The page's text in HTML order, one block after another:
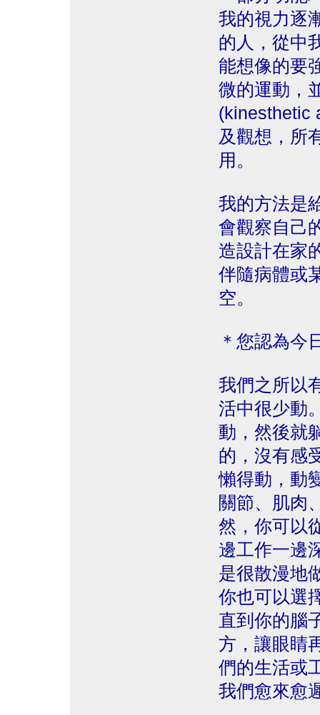
我的視力逐
的人，從中
能想像的要
微的運動，
(kinesthetic
及觀想，所
用。
我的方法是
會觀察自己
造設計在家
伴隨病體或
空。
＊您認為今
我們之所以
活中很少動
動，然後就
的，沒有感
懶得動，動
關節、肌肉
然，你可以
邊工作一邊
是很散漫地
你也可以選
直到你的腦
方，讓眼睛
們的生活或
我們愈來愈